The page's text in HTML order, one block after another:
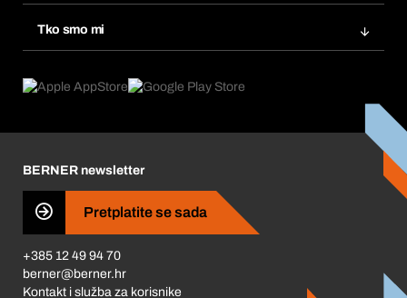
Ponovno naručivanje
Pretplate
Tražitelji proizvoda
Tko smo mi
Što nas pokreće
Business Conduct
BERNER newsletter
Pretplatite se sada
+385 12 49 94 70
berner@berner.hr
Kontakt i služba za korisnike